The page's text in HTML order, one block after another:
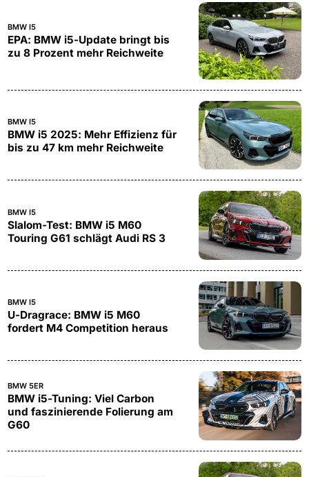
BMW I5
EPA: BMW i5-Update bringt bis
zu 8 Prozent mehr Reichweite
BMW I5
BMW i5 2025: Mehr Effizienz für
bis zu 47 km mehr Reichweite
BMW I5
Slalom-Test: BMW i5 M60
Touring G61 schlägt Audi RS 3
BMW I5
U-Dragrace: BMW i5 M60
fordert M4 Competition heraus
BMW 5ER
BMW i5-Tuning: Viel Carbon
und faszinierende Folierung am
G60